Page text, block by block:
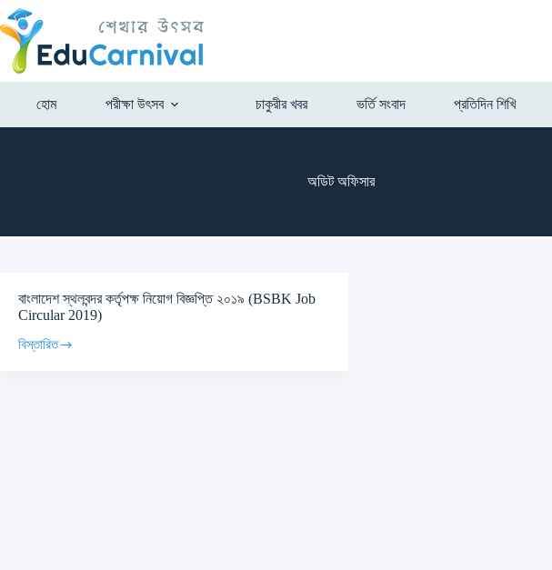
হোম পরীক্ষা উৎসব চাকুরীর খবর ভর্তি সংবাদ প্রতিদিন শিখি
অডিট অফিসার
বাংলাদেশ স্থলবন্দর কর্তৃপক্ষ নিয়োগ বিজ্ঞপ্তি ২০১৯ (BSBK Job
Circular 2019)
বিস্তারিত